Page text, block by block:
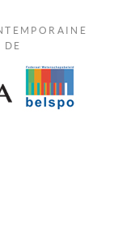
DE